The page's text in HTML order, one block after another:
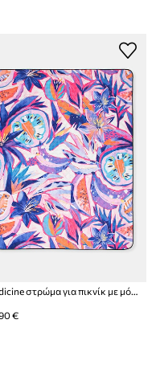
Medicine στρώμα για πικνίκ με μόνωση
€